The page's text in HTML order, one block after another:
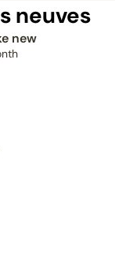
neuves
new